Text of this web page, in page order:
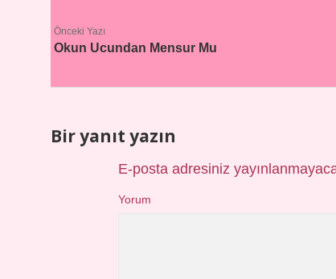
Önceki Yazı
Okun Ucundan Mensur Mu
Bir yanıt yazın
E-posta adresiniz
Yorum